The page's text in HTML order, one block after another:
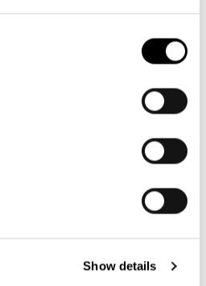
Show details